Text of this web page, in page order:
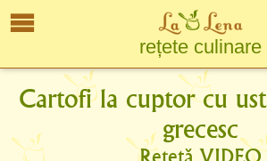
rețete culinare
Cartofi la cuptor cu
grecesc